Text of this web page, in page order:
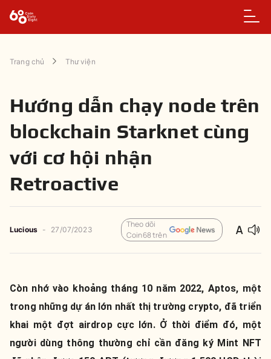
Trang chủ Thư viện
Hướng dẫn chạy node trên
blockchain Starknet cùng
với cơ hội nhận
Retroactive
Lucious - 27/07/2023
Theo dõi
Coin68 trên
Còn nhớ vào khoảng tháng 10 năm 2022, Aptos, một
trong những dự án lớn nhất thị trường crypto, đã triển
khai một đợt airdrop cực lớn. Ở thời điểm đó, một
người dùng thông thường chỉ cần đăng ký Mint NFT